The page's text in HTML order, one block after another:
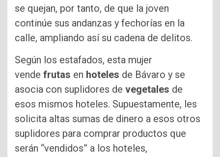
se quejan, por tanto, de que la joven
continúe sus andanzas y fechorías en la
calle, ampliando así su cadena de delitos.
Según los estafados, esta mujer
vende frutas en hoteles de Bávaro y se
asocia con suplidores de vegetales de
esos mismos hoteles. Supuestamente, les
solicita altas sumas de dinero a esos otros
suplidores para comprar productos que
serán “vendidos” a los hoteles,